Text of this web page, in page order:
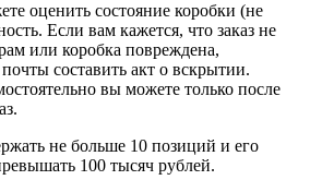
оценить состояние коробки (не
Если вам кажется, что заказ не
или коробка повреждена,
составить акт о вскрытии.
вы можете только после
не больше 10 позиций и его
100 тысяч рублей.